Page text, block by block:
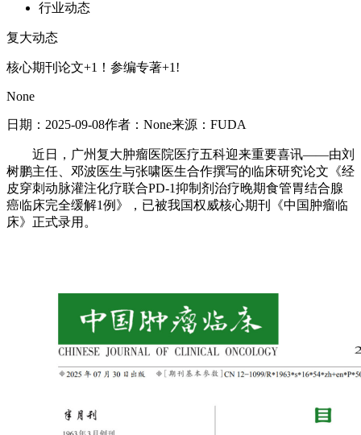
行业动态
复大动态
核心期刊论文+1！参编专著+1!
None
日期： 2025-09-08作者： None来源： FUDA
近日，广州复大肿瘤医院医疗五科迎来重要喜讯——由刘
树鹏主任、邓波医生与张啸医生合作撰写的临床研究论文《经
皮穿刺动脉灌注化疗联合PD-1抑制剂治疗晚期食管胃结合腺
癌临床完全缓解1例》，已被我国权威核心期刊《中国肿瘤临
床》正式录用。